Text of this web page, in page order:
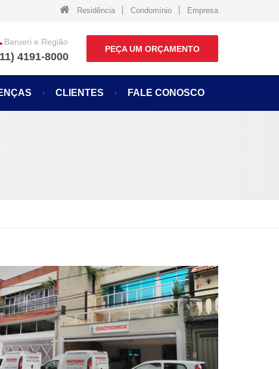
Residência Condomínio Empresa
CLIENTES FALE CONOSCO
Barueri e Região
4191-8000
PEÇA UM ORÇAMENTO